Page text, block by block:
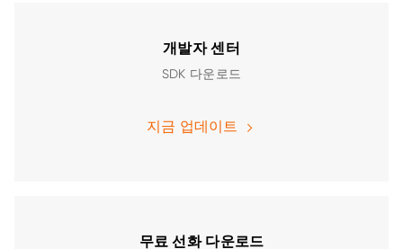
개발자 센터
SDK 다운로드
지금 업데이트
무료 선화 다운로드